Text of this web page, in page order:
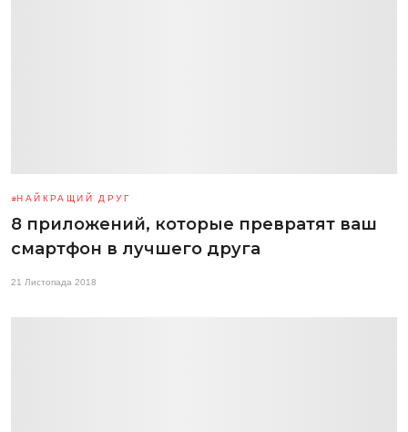
НАЙКРАЩИЙ ДРУГ
8 приложений, которые превратят ваш
смартфон в лучшего друга
21 Листопада 2018